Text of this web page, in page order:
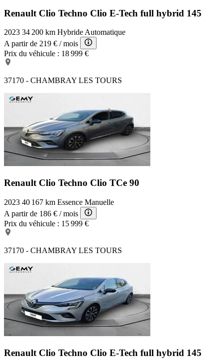
Renault Clio Techno Clio E-Tech full hybrid 145
2023 34 200 km Hybride Automatique
A partir de 219 € / mois
Prix du véhicule : 18 999 €
37170 - CHAMBRAY LES TOURS
Renault Clio Techno Clio TCe 90
2023 40 167 km Essence Manuelle
A partir de 186 € / mois
Prix du véhicule : 15 999 €
37170 - CHAMBRAY LES TOURS
Renault Clio Techno Clio E-Tech full hybrid 145